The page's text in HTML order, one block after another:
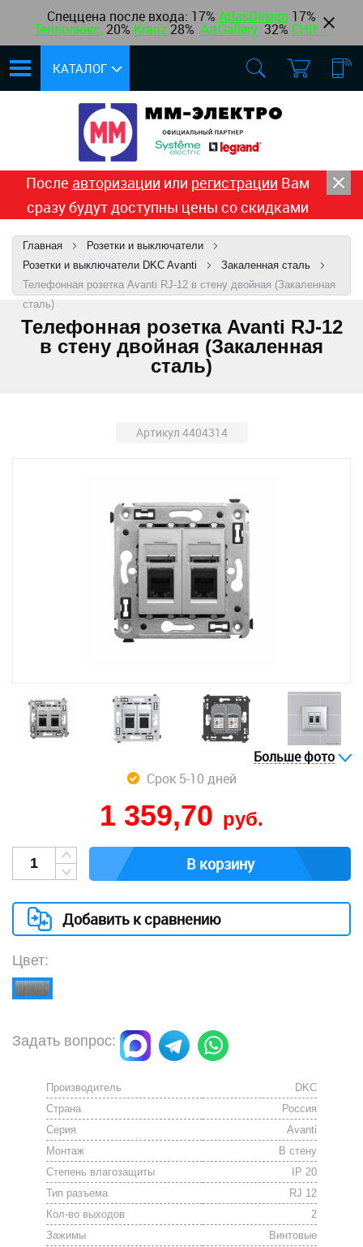
Спеццена после входа: 17% AtlasDesign 17%
Теплолюкс, 20% Kranz 28% ArtGallery 32% CHINT
КАТАЛОГ
После авторизации или регистрации Вам
сразу будут доступны цены со скидками
Главная
Розетки и выключатели
Розетки и выключатели DKC Avanti
Закаленная сталь
Телефонная розетка Avanti RJ-12 в стену двойная (Закаленная
сталь)
Телефонная розетка Avanti RJ-12
в стену двойная (Закаленная
сталь)
Артикул 4404314
Больше фото
Срок 5-10 дней
1 359,70 руб.
В корзину
Добавить к сравнению
Цвет:
Задать вопрос:
Производитель
DKC
Страна
Россия
Серия
Avanti
Монтаж
В стену
Степень влагозащиты
IP 20
Тип разъема
RJ 12
Кол-во выходов
2
Зажимы
Винтовые